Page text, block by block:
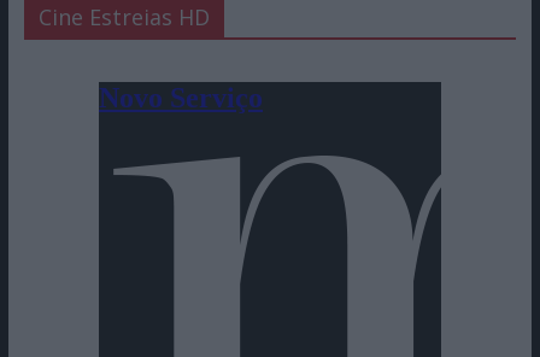
Cine Estreias HD